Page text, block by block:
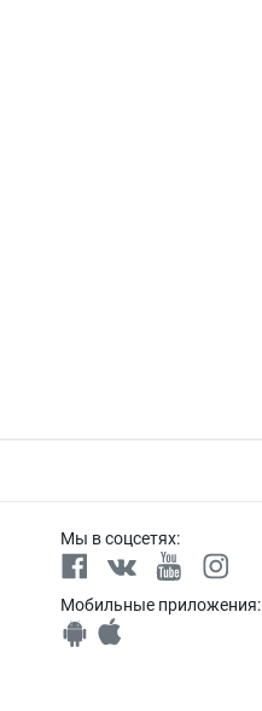
Мы в соцсетях:
Мобильные приложения: